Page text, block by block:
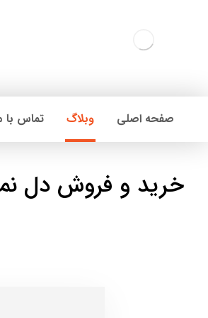
صفحه اصلی وبلاگ تماس با
خرید و فروش دل